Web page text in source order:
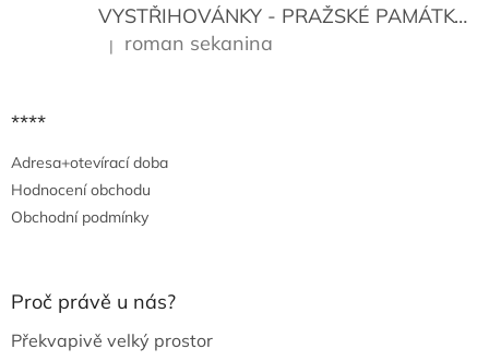
VYSTŘIHOVÁNKY - PRAŽSKÉ PAMÁTKY
Hodnocení produktu je 5 z 5 hvězdiček.
| roman sekanina
****
Adresa+otevírací doba
Hodnocení obchodu
Obchodní podmínky
Proč právě u nás?
Překvapivě velký prostor